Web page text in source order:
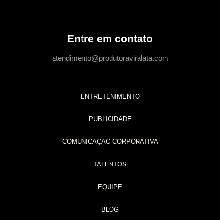
ENTRETENIMENTO
PUBLICIDADE
COMUNICAÇÃO CORPORATIVA
TALENTOS
EQUIPE
BLOG
Entre em contato
atendimento@produtoraviralata.com